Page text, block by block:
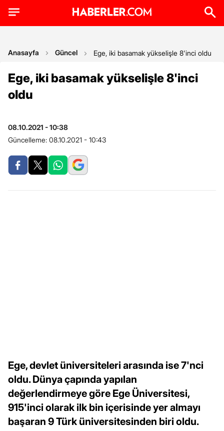
Anasayfa Güncel Ege, iki basamak yükselişle 8'inci oldu
Ege, iki basamak yükselişle 8'inci
oldu
08.10.2021 - 10:38
Güncelleme: 08.10.2021 - 10:43
Ege, devlet üniversiteleri arasında ise 7'nci
oldu. Dünya çapında yapılan
değerlendirmeye göre Ege Üniversitesi,
915'inci olarak ilk bin içerisinde yer almayı
başaran 9 Türk üniversitesinden biri oldu.